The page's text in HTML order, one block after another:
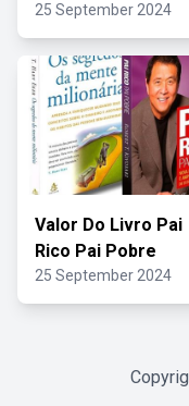
25 September 2024
Valor Do Livro Pai
Rico Pai Pobre
25 September 2024